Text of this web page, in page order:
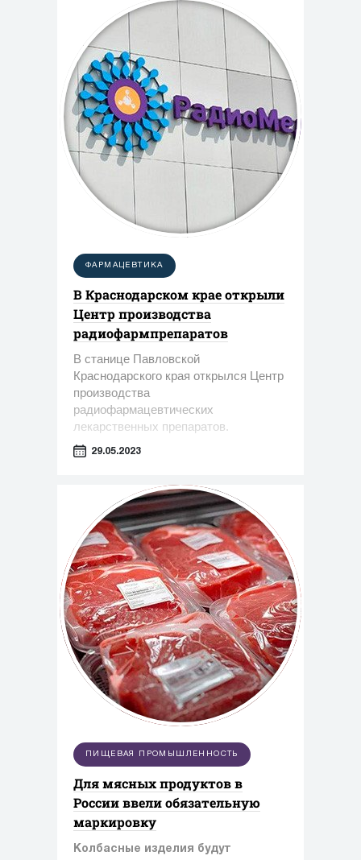
ФАРМАЦЕВТИКА
В Краснодарском крае открыли
Центр производства
радиофармпрепаратов
В станице Павловской
Краснодарского края открылся Центр
производства
радиофармацевтических
лекарственных препаратов.
29.05.2023
ПИЩЕВАЯ ПРОМЫШЛЕННОСТЬ
Для мясных продуктов в
России ввели обязательную
маркировку
Колбасные изделия будут